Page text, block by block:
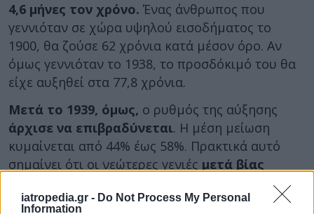
iatropedia.gr - Do Not Process My Personal
Information
4,6 μήνες τον χρόνο. Ένας άνθρωπος που
γεννιόταν σε χώρα υψηλού εισοδήματος το
1900, θα ζούσε 62 χρόνια κατά μέσον όρο. Αν
όμως γεννιόταν το 1938, το προσδόκιμό του θα
είχε αυξηθεί στα 77,8 χρόνια.
Μετά το 1939, όμως, ο ρυθμός της αύξησης
άρχισε να επιβραδύνεται. Η μέση μείωση
κυμαίνεται από 44% έως 58%. Πρακτικά αυτό
σημαίνει ότι οι νεώτερες γενιές μετά βίας
γέννησης.